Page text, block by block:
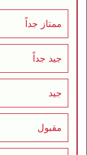
ممتاز جداً
جيد جداً
جيد
مقبول